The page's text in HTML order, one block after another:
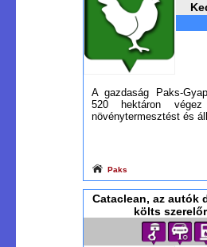
A gazdaság Paks-
520 hektáron végez
növénytermesztést és
Paks
Cataclean, az autók
költs